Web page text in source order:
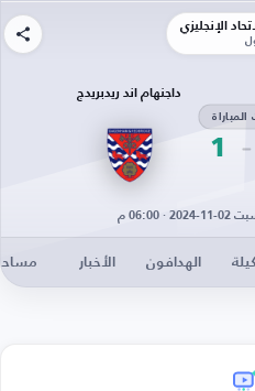
الإنجليزي
المباراة
1
داجنهام اند ريدبريدج
11-2024 · 06:00 م
الهدافون الأخبار مساحة